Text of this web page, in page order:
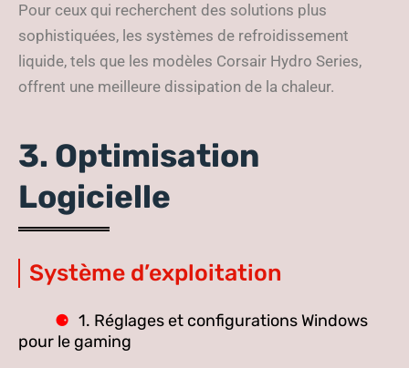
Pour ceux qui recherchent des solutions plus
sophistiquées, les systèmes de refroidissement
liquide, tels que les modèles Corsair Hydro Series,
offrent une meilleure dissipation de la chaleur.
3. Optimisation
Logicielle
Système d’exploitation
1. Réglages et configurations Windows
pour le gaming